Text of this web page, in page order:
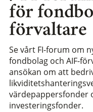
för
förvaltare
Se vårt FI-forum om
fondbolag och AIF-
ansökan om att
värdepappersfonder
investeringsfonder.